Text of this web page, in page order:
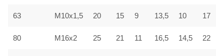
63 M10x1,5 20 15 9 13,5 10 17
80 M16x2 25 21 11 16,5 14,5 22